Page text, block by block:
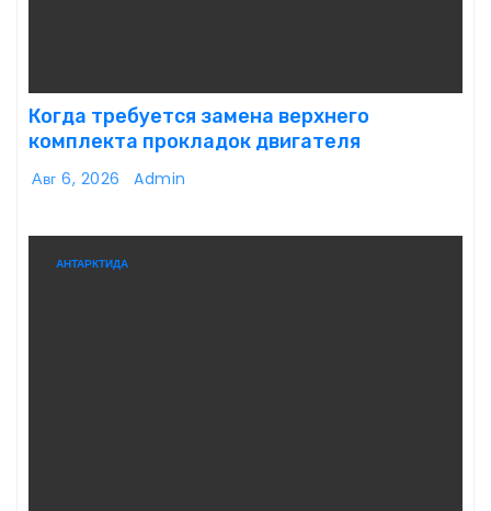
Когда требуется замена верхнего
комплекта прокладок двигателя
Авг 6, 2026 Admin
АНТАРКТИДА